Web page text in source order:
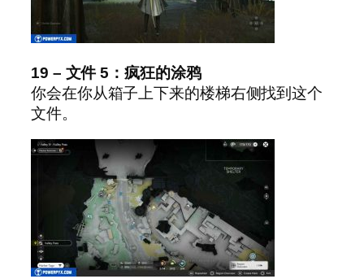
19 – 文件 5：疯狂的涂鸦
你会在你从箱子上下来的楼梯右侧找到这个
文件。